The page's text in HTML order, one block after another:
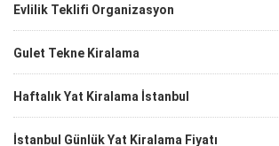
Evlilik Teklifi Organizasyon
Gulet Tekne Kiralama
Haftalık Yat Kiralama İstanbul
İstanbul Günlük Yat Kiralama Fiyatı